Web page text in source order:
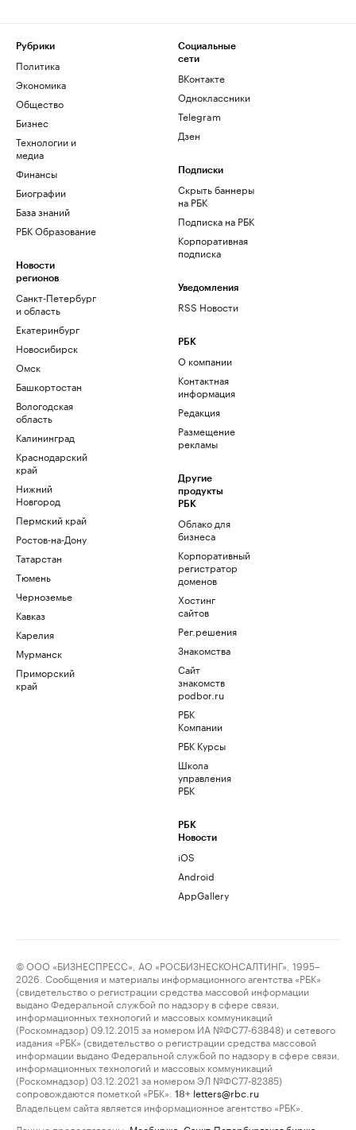
Рубрики
Политика
Экономика
Общество
Бизнес
Технологии и
медиа
Финансы
Биографии
База знаний
РБК Образование
Новости
регионов
Санкт-Петербург
и область
Екатеринбург
Новосибирск
Омск
Башкортостан
Вологодская
область
Калининград
Краснодарский
край
Нижний
Новгород
Пермский край
Ростов-на-Дону
Татарстан
Тюмень
Черноземье
Кавказ
Карелия
Мурманск
Приморский
край
Социальные
сети
ВКонтакте
Одноклассники
Telegram
Дзен
Подписки
Скрыть баннеры
на РБК
Подписка на РБК
Корпоративная
подписка
Уведомления
RSS Новости
РБК
О компании
Контактная
информация
Редакция
Размещение
рекламы
Другие
продукты
РБК
Облако для
бизнеса
Корпоративный
регистратор
доменов
Хостинг
сайтов
Рег.решения
Знакомства
Сайт
знакомств
podbor.ru
РБК
Компании
РБК Курсы
Школа
управления
РБК
РБК
Новости
iOS
Android
AppGallery
© ООО «БИЗНЕСПРЕСС», АО «РОСБИЗНЕСКОНСАЛТИНГ», 1995–
2026. Сообщения и материалы информационного агентства «РБК»
(свидетельство о регистрации средства массовой информации
выдано Федеральной службой по надзору в сфере связи,
информационных технологий и массовых коммуникаций
(Роскомнадзор) 09.12.2015 за номером ИА №ФС77-63848) и сетевого
издания «РБК» (свидетельство о регистрации средства массовой
информации выдано Федеральной службой по надзору в сфере связи,
информационных технологий и массовых коммуникаций
(Роскомнадзор) 03.12.2021 за номером ЭЛ №ФС77-82385)
сопровождаются пометкой «РБК».
18+ letters@rbc.ru
Владельцем сайта является информационное агентство «РБК».